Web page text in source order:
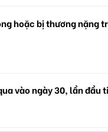
hoặc bị thương nặng
vào ngày 30, lần đầu